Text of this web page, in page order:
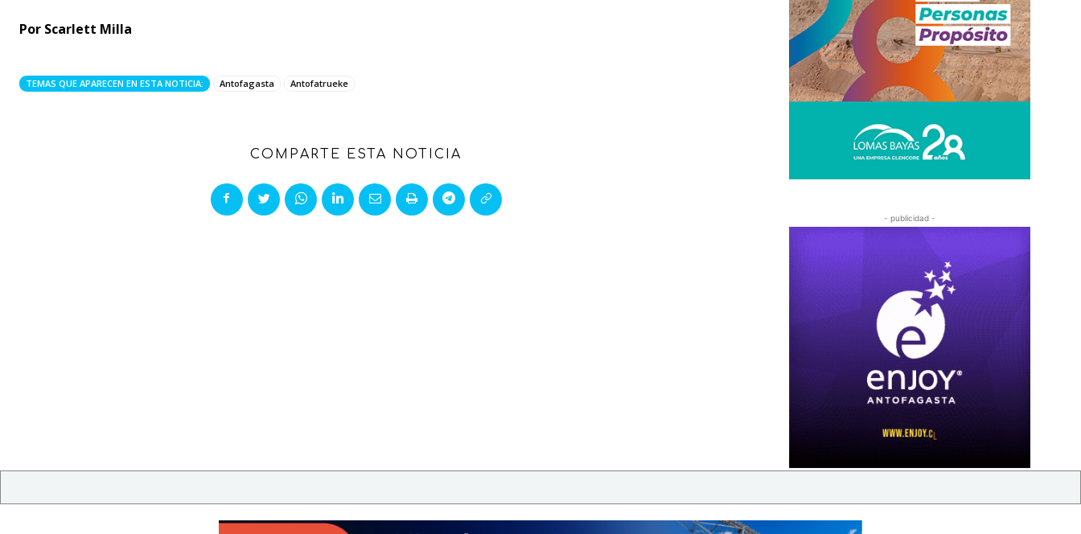
Por Scarlett Milla
TEMAS QUE APARECEN EN ESTA NOTICIA: Antofagasta Antofatrueke
COMPARTE ESTA NOTICIA
- publicidad -